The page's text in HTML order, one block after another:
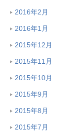
2016年2月
2016年1月
2015年12月
2015年11月
2015年10月
2015年9月
2015年8月
2015年7月